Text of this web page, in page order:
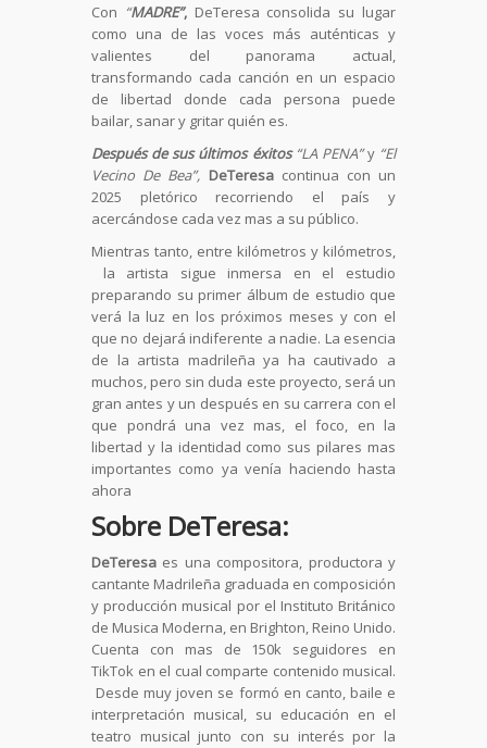
Con “MADRE”,DeTeresa consolida su lugar
como una de las voces más auténticas y
valientes del panorama actual,
transformando cada canción en un espacio
de libertad donde cada persona puede
bailar, sanar y gritar quién es.
Después de sus últimos éxitos “LA PENA”y “El
Vecino De Bea”, DeTeresa continua con un
2025 pletórico recorriendo el país y
acercándose cada vez mas a su público.
Mientras tanto, entre kilómetros y kilómetros,
la artista sigue inmersa en el estudio
preparando su primer álbum de estudio que
verá la luz en los próximos meses y con el
que no dejará indiferente a nadie. La esencia
de la artista madrileña ya ha cautivado a
muchos, pero sin duda este proyecto, será un
gran antes y un después en su carrera con el
que pondrá una vez mas, el foco, en la
libertad y la identidad como sus pilares mas
importantes como ya venía haciendo hasta
ahora
Sobre DeTeresa:
DeTeresa es una compositora, productora y
cantante Madrileña graduada en composición
y producción musical por el Instituto Británico
de Musica Moderna, en Brighton, Reino Unido.
Cuenta con mas de 150k seguidores en
TikTok en el cual comparte contenido musical.
Desde muy joven se formó en canto, baile e
interpretación musical, su educación en el
teatro musical junto con su interés por la